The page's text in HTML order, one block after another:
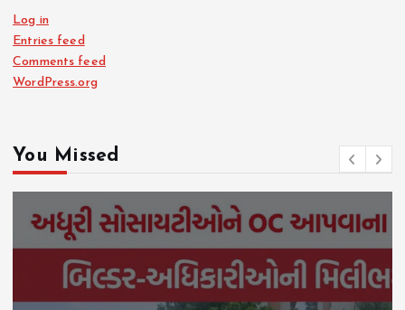
Log in
Entries feed
Comments feed
WordPress.org
You Missed